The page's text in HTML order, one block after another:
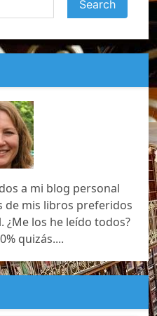
a mi blog personal
de mis libros preferidos
¿Me los he leído todos?
quizás....